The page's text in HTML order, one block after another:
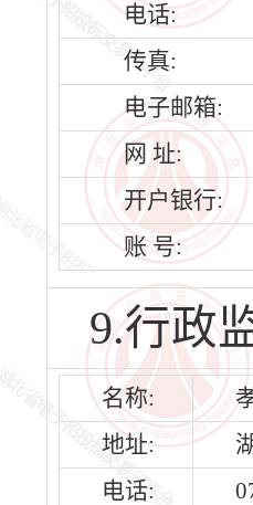
电话:
传真:
电子邮箱:
网 址:
开户银行:
账 号:
9.行政
名称:
地址:
电话: